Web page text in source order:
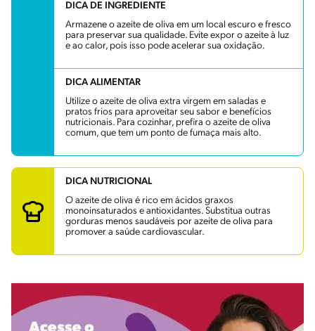
DICA DE INGREDIENTE
Armazene o azeite de oliva em um local escuro e fresco
para preservar sua qualidade. Evite expor o azeite à luz
e ao calor, pois isso pode acelerar sua oxidação.
DICA ALIMENTAR
Utilize o azeite de oliva extra virgem em saladas e
pratos frios para aproveitar seu sabor e benefícios
nutricionais. Para cozinhar, prefira o azeite de oliva
comum, que tem um ponto de fumaça mais alto.
DICA NUTRICIONAL
O azeite de oliva é rico em ácidos graxos
monoinsaturados e antioxidantes. Substitua outras
gorduras menos saudáveis por azeite de oliva para
promover a saúde cardiovascular.